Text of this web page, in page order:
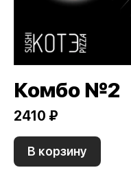
Комбо №2
2410 ₽
В корзину